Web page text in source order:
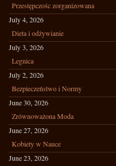
Przestępczośc zorganizowana
July 4, 2026
Dieta i odżywianie
July 3, 2026
Legnica
July 2, 2026
Bezpieczeństwo i Normy
June 30, 2026
Zrównoważona Moda
June 27, 2026
Kobiety w Nauce
June 23, 2026